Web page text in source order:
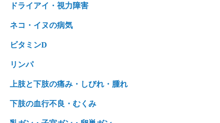
ドライアイ・視力障害
ネコ・イヌの病気
ビタミンD
リンパ
上肢と下肢の痛み・しびれ・腫れ
下肢の血行不良・むくみ